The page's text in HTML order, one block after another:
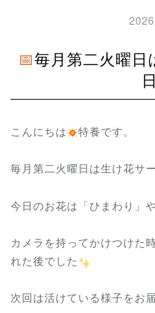
📅毎月第二火曜日は生け花サークルの
こんにちは 特養です。
毎月第二火曜日は生け花サ
今日のお花は「ひまわり」
カメラを持ってかけつけた
れた後でした
次回は活けている様子をお